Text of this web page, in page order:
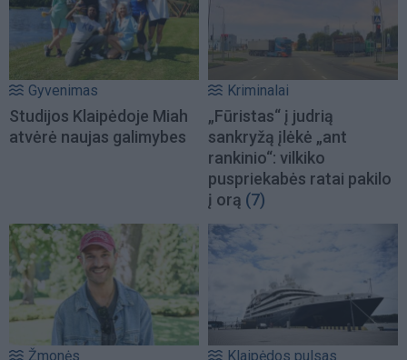
Gyvenimas
Studijos Klaipėdoje Miah
atvėrė naujas galimybes
Kriminalai
„Fūristas“ į judrią
sankryžą įlėkė „ant
rankinio“: vilkiko
puspriekabės ratai pakilo
į orą (7)
Žmonės Klaipėdos pulsas